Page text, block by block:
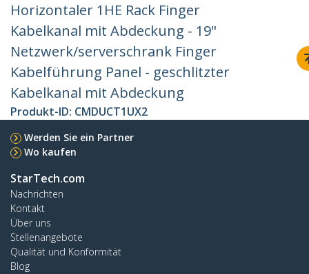
Horizontaler 1HE Rack Finger
Kabelkanal mit Abdeckung - 19"
Netzwerk/serverschrank Finger
Kabelführung Panel - geschlitzter
Kabelkanal mit Abdeckung
Produkt-ID: CMDUCT1UX2
Werden Sie ein Partner
Wo kaufen
StarTech.com
Nachrichten
Kontakt
Über uns
Stellenangebote
Qualität und Konformität
Blog